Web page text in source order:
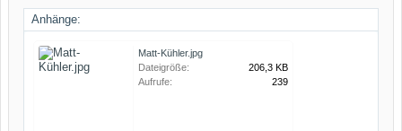
Anhänge:
Matt-Kühler.jpg
Dateigröße:
206,3 KB
Aufrufe:
239